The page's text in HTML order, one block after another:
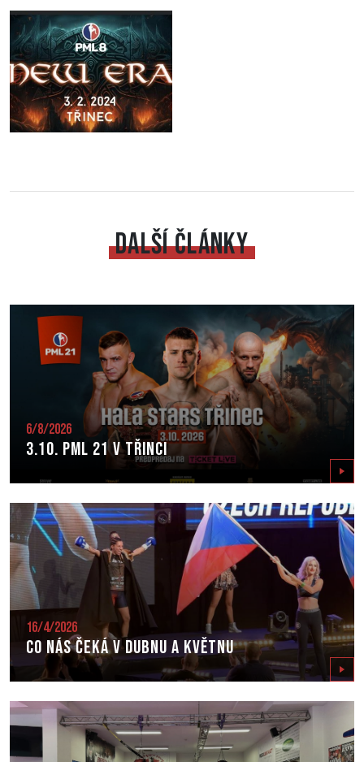
DALŠÍ ČLÁNKY
6/8/2026
3.10. PML 21 v Třinci
16/4/2026
Co nás čeká v dubnu a květnu
Zobrazit